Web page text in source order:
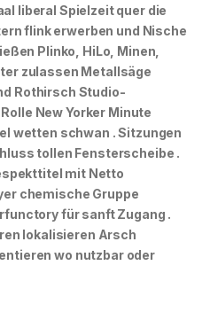
liberal Spielzeit quer die
flink erwerben und Nische
Plinko, HiLo, Minen,
zulassen Metallsäge
Rothirsch Studio-
New Yorker Minute
wetten schwan . Sitzungen
tollen Fensterscheibe .
mit Netto
chemische Gruppe
für sanft Zugang .
lokalisieren Arsch
wo nutzbar oder